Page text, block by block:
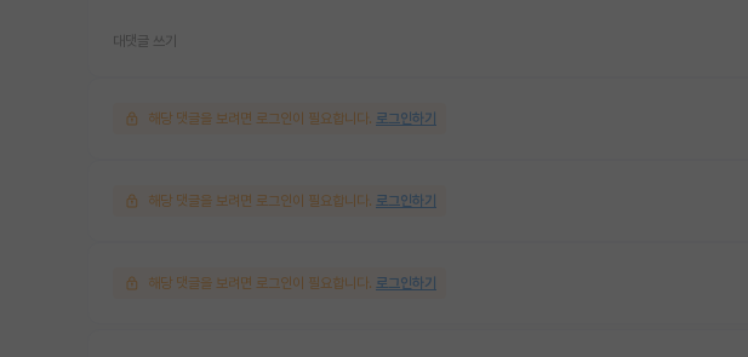
대댓글 쓰기
해당 댓글을 보려면 로그인이 필요합니다. 로그인하기
해당 댓글을 보려면 로그인이 필요합니다. 로그인하기
해당 댓글을 보려면 로그인이 필요합니다. 로그인하기